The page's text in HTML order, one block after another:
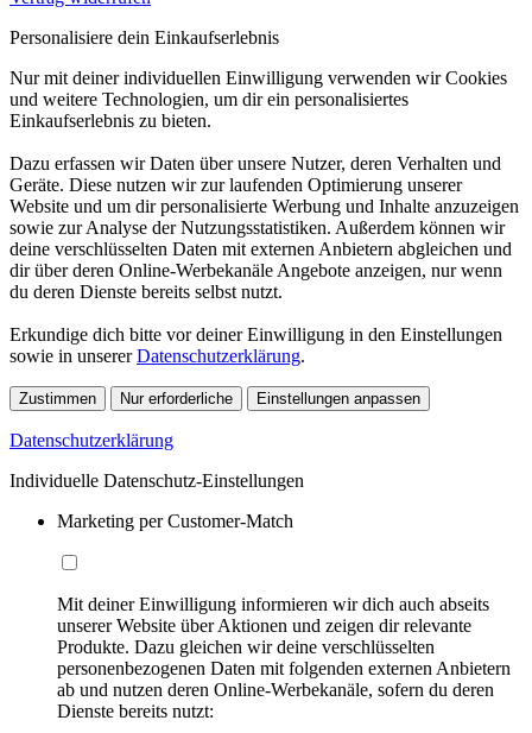
Personalisiere dein Einkaufserlebnis
Nur mit deiner individuellen Einwilligung verwenden wir Cookies
und weitere Technologien, um dir ein personalisiertes
Einkaufserlebnis zu bieten.
Dazu erfassen wir Daten über unsere Nutzer, deren Verhalten und
Geräte. Diese nutzen wir zur laufenden Optimierung unserer
Website und um dir personalisierte Werbung und Inhalte anzuzeigen
sowie zur Analyse der Nutzungsstatistiken. Außerdem können wir
deine verschlüsselten Daten mit externen Anbietern abgleichen und
dir über deren Online-Werbekanäle Angebote anzeigen, nur wenn
du deren Dienste bereits selbst nutzt.
Erkundige dich bitte vor deiner Einwilligung in den Einstellungen
sowie in unsererDatenschutzerklärung.
Zustimmen Nur erforderliche Einstellungen anpassen
Datenschutzerklärung
Individuelle Datenschutz-Einstellungen
Marketing per Customer-Match
Mit deiner Einwilligung informieren wir dich auch abseits
unserer Website über Aktionen und zeigen dir relevante
Produkte. Dazu gleichen wir deine verschlüsselten
personenbezogenen Daten mit folgenden externen Anbietern
ab und nutzen deren Online-Werbekanäle, sofern du deren
Dienste bereits nutzt: